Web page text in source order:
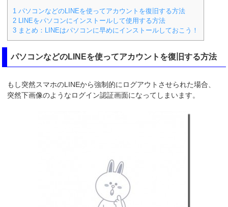
1 パソコンなどのLINEを使ってアカウントを復旧する方法
2 LINEをパソコンにインストールして使用する方法
3 まとめ：LINEはパソコンに早めにインストールしておこう！
パソコンなどのLINEを使ってアカウントを復旧する方法
もし突然スマホのLINEから強制的にログアウトさせられた場合、
突然下画像のようなログイン認証画面になってしまいます。